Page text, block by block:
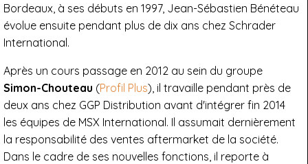
Bordeaux, à ses débuts en 1997, Jean-Sébastien Bénéteau
évolue ensuite pendant plus de dix ans chez Schrader
International.
Après un cours passage en 2012 au sein du groupe
Simon-Chouteau (Profil Plus), il travaille pendant près de
deux ans chez GGP Distribution avant d'intégrer fin 2014
les équipes de MSX International. Il assumait dernièrement
la responsabilité des ventes aftermarket de la société.
Dans le cadre de ses nouvelles fonctions, il reporte à